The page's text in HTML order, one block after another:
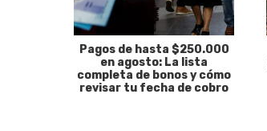
Pagos de hasta $250.000
en agosto: La lista
completa de bonos y cómo
revisar tu fecha de cobro